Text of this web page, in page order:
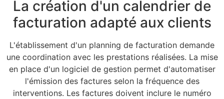
La création d'un calendrier de
facturation adapté aux clients
L'établissement d'un planning de facturation demande
une coordination avec les prestations réalisées. La mise
en place d'un logiciel de gestion permet d'automatiser
l'émission des factures selon la fréquence des
interventions. Les factures doivent inclure le numéro